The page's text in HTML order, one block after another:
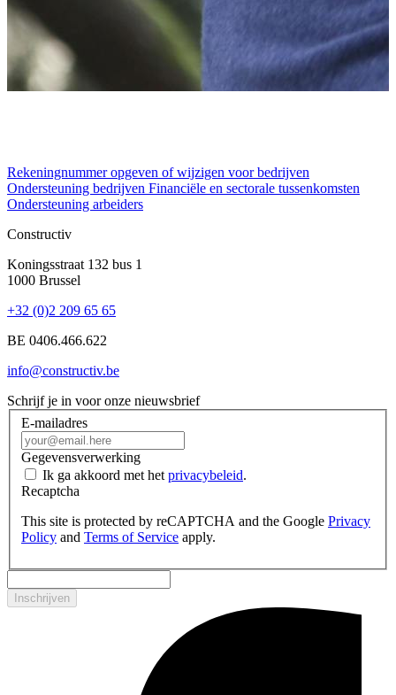
Rekeningnummer opgeven of wijzigen voor bedrijven
Ondersteuning bedrijven Financiële en sectorale tussenkomsten
Ondersteuning arbeiders
Constructiv
Koningsstraat 132 bus 1
1000 Brussel
+32 (0)2 209 65 65
BE 0406.466.622
info@constructiv.be
Schrijf je in voor onze nieuwsbrief
E-mailadres
Gegevensverwerking
Ik ga akkoord met hetprivacybeleid.
Recaptcha
This site is protected by reCAPTCHA and the Google Privacy
Policy and Terms of Service apply.
Inschrijven